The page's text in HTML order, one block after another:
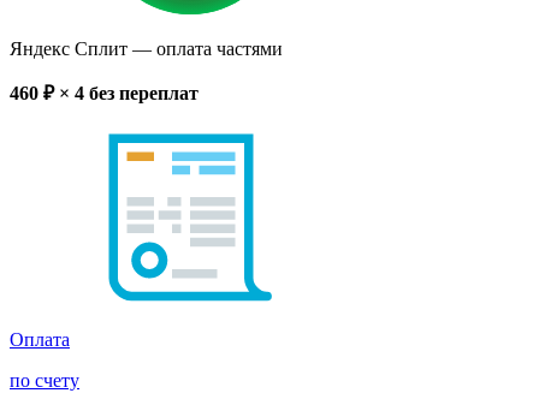
Яндекс Сплит — оплата частями
460 ₽ × 4 без переплат
Оплата
по счету